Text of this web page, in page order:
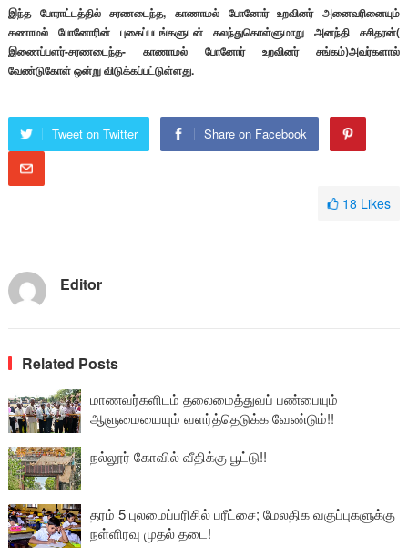
இந்த போராட்டத்தில் சரணடைந்த, காணாமல் போனோர் உறவினர் அனைவரினையும்
கணாமல் போனோரின் புகைப்படங்களுடன் கலந்துகொள்ளுமாறு அனந்தி சசிதரன்(
இணைப்பளர்-சரணடைந்த- காணாமல் போனோர் உறவினர் சங்கம்)அவர்களால்
வேண்டுகோள் ஒன்று விடுக்கப்பட்டுள்ளது.
Tweet on Twitter Share on Facebook
18 Likes
Editor
Related Posts
மாணவர்களிடம் தலைமைத்துவப் பண்பையும்
ஆளுமையையும் வளர்த்தெடுக்க வேண்டும்!!
நல்லூர் கோவில் வீதிக்கு பூட்டு!!
தரம் 5 புலமைப்பரிசில் பரீட்சை; மேலதிக வகுப்புகளுக்கு
நள்ளிரவு முதல் தடை!